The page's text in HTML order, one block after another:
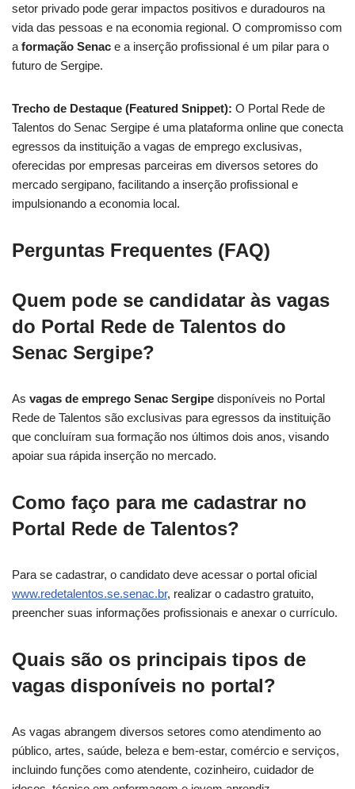
setor privado pode gerar impactos positivos e duradouros na
vida das pessoas e na economia regional. O compromisso com
a formação Senac e a inserção profissional é um pilar para o
futuro de Sergipe.
Trecho de Destaque (Featured Snippet): O Portal Rede de
Talentos do Senac Sergipe é uma plataforma online que conecta
egressos da instituição a vagas de emprego exclusivas,
oferecidas por empresas parceiras em diversos setores do
mercado sergipano, facilitando a inserção profissional e
impulsionando a economia local.
Perguntas Frequentes (FAQ)
Quem pode se candidatar às vagas
do Portal Rede de Talentos do
Senac Sergipe?
As vagas de emprego Senac Sergipe disponíveis no Portal
Rede de Talentos são exclusivas para egressos da instituição
que concluíram sua formação nos últimos dois anos, visando
apoiar sua rápida inserção no mercado.
Como faço para me cadastrar no
Portal Rede de Talentos?
Para se cadastrar, o candidato deve acessar o portal oficial
www.redetalentos.se.senac.br, realizar o cadastro gratuito,
preencher suas informações profissionais e anexar o currículo.
Quais são os principais tipos de
vagas disponíveis no portal?
As vagas abrangem diversos setores como atendimento ao
público, artes, saúde, beleza e bem-estar, comércio e serviços,
incluindo funções como atendente, cozinheiro, cuidador de